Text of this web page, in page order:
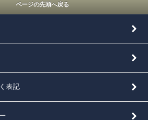
ページの先頭へ戻る
表記